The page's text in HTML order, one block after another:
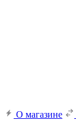
О магазине